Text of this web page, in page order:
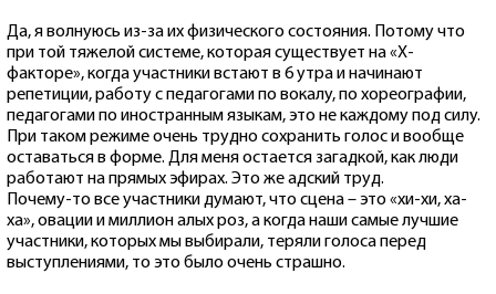
Да, я волнуюсь из-за их физического состояния. Потому что
при той тяжелой системе, которая существует на «Х-
факторе», когда участники встают в 6 утра и начинают
репетиции, работу с педагогами по вокалу, по хореографии,
педагогами по иностранным языкам, это не каждому под силу.
При таком режиме очень трудно сохранить голос и вообще
оставаться в форме. Для меня остается загадкой, как люди
работают на прямых эфирах. Это же адский труд.
Почему-то все участники думают, что сцена – это «хи-хи, ха-
ха», овации и миллион алых роз, а когда наши самые лучшие
участники, которых мы выбирали, теряли голоса перед
выступлениями, то это было очень страшно.